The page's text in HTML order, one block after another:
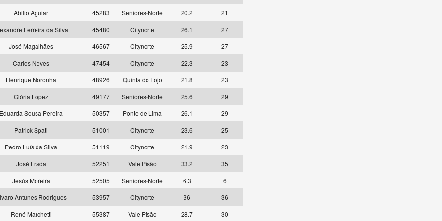
Abilio Aguiar 45283 Seniores-Norte 20.2
21
Ferreira da Silva
45480 Citynorte 26.1
27
José Magalhães
46567 Citynorte 25.9
27
Carlos Neves
47454 Citynorte 22.3
23
Henrique Noronha
48926 Quinta do Fojo 21.8
23
Glória Lopez
49177 Seniores-Norte 25.6
29
Eduarda Sousa Pereira
50357 Ponte de Lima 26.1
29
Patrick Spati
51001 Citynorte 23.6
25
Pedro Luís da Silva
51119 Citynorte 21.9
23
José Frada
52251 Vale Pisão 33.2
35
Jesús Moreira
52505 Seniores-Norte 6.3
6
Antunes Rodrigues
53957 Citynorte 36
36
René Marchetti
55387 Vale Pisão 28.7 30